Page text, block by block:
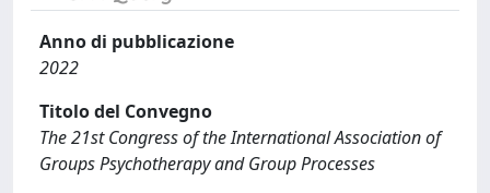
Anno di pubblicazione
2022
Titolo del Convegno
The 21st Congress of the International Association of
Groups Psychotherapy and Group Processes